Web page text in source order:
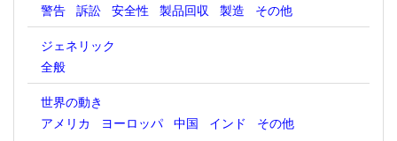
警告 訴訟 安全性 製品回収 製造
その他
ジェネリック
全般
世界の動き
アメリカ
ヨーロッパ 中国 インド その他